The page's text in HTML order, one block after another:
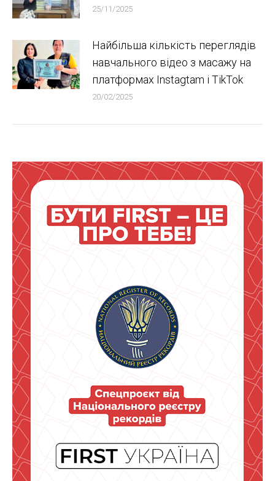
25/11/2025
Найбільша кількість переглядів
навчального відео з масажу на
платформах Instagtam i TikTok
20/02/2025